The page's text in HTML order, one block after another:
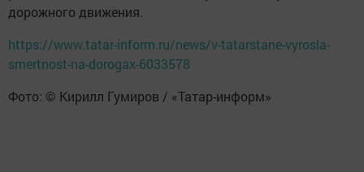
дорожного движения.
https://www.tatar-inform.ru/news/v-tatarstane-vyrosla-
smertnost-na-dorogax-6033578
Фото: © Кирилл Гумиров / «Татар-информ»